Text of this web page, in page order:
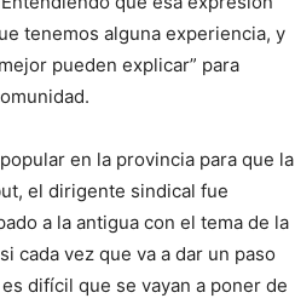
tenemos alguna experiencia, y
pueden explicar” para
en la provincia para que la
el dirigente sindical fue
a la antigua con el tema de la
cada vez que va a dar un paso
difícil que se vayan a poner de